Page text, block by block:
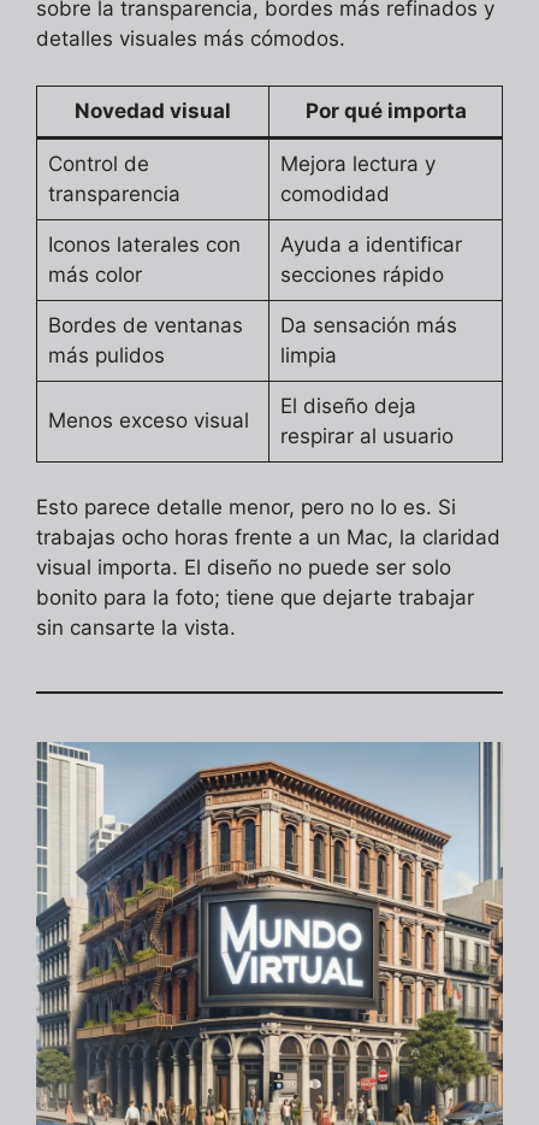
sobre la transparencia, bordes más refinados y
detalles visuales más cómodos.
Novedad visual Por qué importa
Control de
transparencia
Mejora lectura y
comodidad
Iconos laterales con
más color
Ayuda a identificar
secciones rápido
Bordes de ventanas
más pulidos
Da sensación más
limpia
Menos exceso visual
El diseño deja
respirar al usuario
Esto parece detalle menor, pero no lo es. Si
trabajas ocho horas frente a un Mac, la claridad
visual importa. El diseño no puede ser solo
bonito para la foto; tiene que dejarte trabajar
sin cansarte la vista.